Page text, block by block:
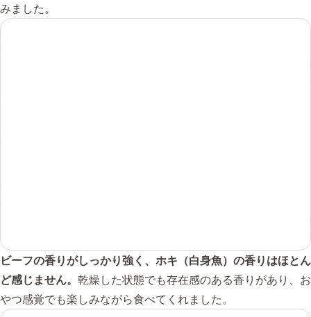
みました。
ビーフの香りがしっかり強く、ホキ（白身魚）の香りはほとん
ど感じません。 乾燥した状態でも存在感のある香りがあり、お
やつ感覚でも楽しみながら食べてくれました。